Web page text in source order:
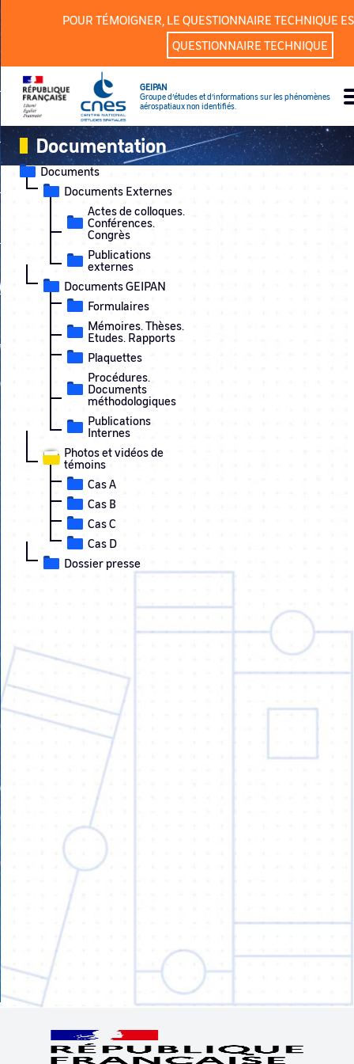
POUR TÉMOIGNER, LE QUESTIONNAIRE TECHNIQUE
QUESTIONNAIRE TECHNIQUE
GEIPAN
Groupe d’études et d’informations sur les phénomènes
aérospatiaux non identifiés.
Documentation
Documents
Documents Externes
Actes de colloques.
Conférences.
Congrès
Publications
externes
Documents GEIPAN
Formulaires
Mémoires. Thèses.
Etudes. Rapports
Plaquettes
Procédures.
Documents
méthodologiques
Publications
Internes
Photos et vidéos de
témoins
Cas A
Cas B
Cas C
Cas D
Dossier presse